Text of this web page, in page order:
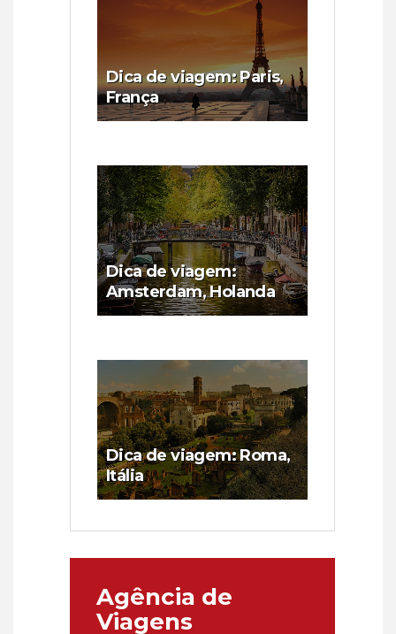
Dica de viagem: Paris,
França
Dica de viagem:
Amsterdam, Holanda
Dica de viagem: Roma,
Itália
Agência de
Viagens